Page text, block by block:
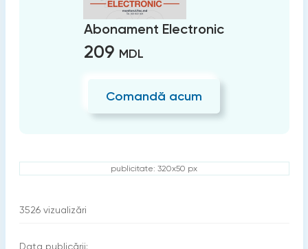
Abonament Electronic
209 MDL
Comandă acum
publicitate: 320x50 px
3526 vizualizări
Data publicării: